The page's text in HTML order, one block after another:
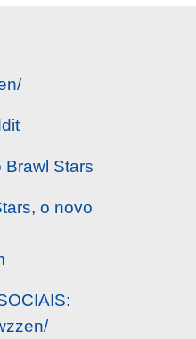
Stars
o novo